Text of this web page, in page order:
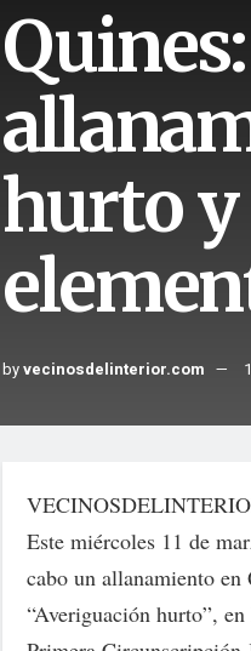
hurto
byvecinosdelinterior.com
Este miércoles 11 de
cabo un allanamiento en
“Averiguación hurto”,